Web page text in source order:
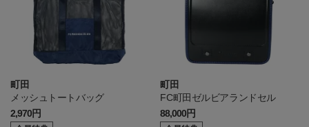
町田
メッシュトートバッグ
2,970円
町田
FC町田ゼルビアランドセル
88,000円